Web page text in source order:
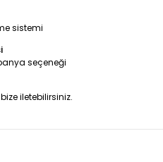
sistemi
seçeneği
iletebilirsiniz.